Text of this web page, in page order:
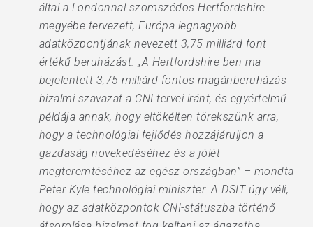
által a Londonnal szomszédos Hertfordshire
megyébe tervezett, Európa legnagyobb
adatközpontjának nevezett 3,75 milliárd font
értékű beruházást. „A Hertfordshire-ben ma
bejelentett 3,75 milliárd fontos magánberuházás
bizalmi szavazat a CNI tervei iránt, és egyértelmű
példája annak, hogy eltökélten törekszünk arra,
hogy a technológiai fejlődés hozzájáruljon a
gazdaság növekedéséhez és a jólét
megteremtéséhez az egész országban” – mondta
Peter Kyle technológiai miniszter. A DSIT úgy véli,
hogy az adatközpontok CNI-státuszba történő